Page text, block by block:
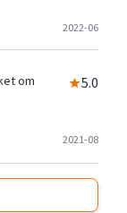
2022-06
om
5.0
2021-08